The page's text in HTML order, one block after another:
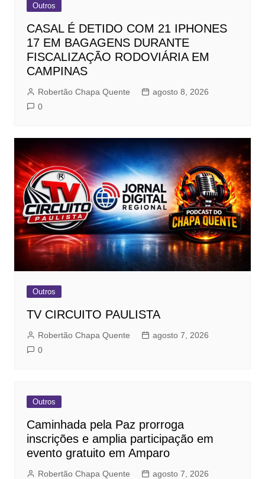
Outros
CASAL É DETIDO COM 21 IPHONES
17 EM BAGAGENS DURANTE
FISCALIZAÇÃO RODOVIÁRIA EM
CAMPINAS
Robertão Chapa Quente
agosto 8, 2026
0
Outros
TV CIRCUITO PAULISTA
Robertão Chapa Quente
agosto 7, 2026
0
Outros
Caminhada pela Paz prorroga
inscrições e amplia participação em
evento gratuito em Amparo
Robertão Chapa Quente
agosto 7, 2026